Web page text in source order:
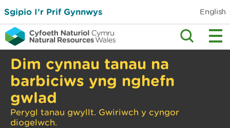
Sgipio I’r Prif Gynnwys English
Dim cynnau tanau na
barbiciws yng nghefn
gwlad
Perygl tanau gwyllt. Gwiriwch y cyngor
diogelwch.